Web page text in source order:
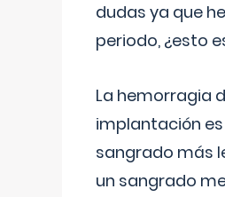
dudas ya que
periodo, ¿esto
La hemorragia
implantación es
sangrado más
un sangrado